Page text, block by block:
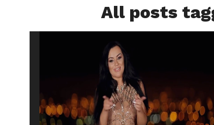
All posts